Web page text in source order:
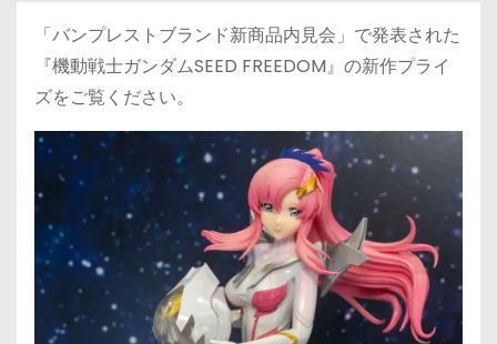
「バンプレストブランド新商品内見会」で発表された
『機動戦士ガンダムSEED FREEDOM』の新作プライ
ズをご覧ください。